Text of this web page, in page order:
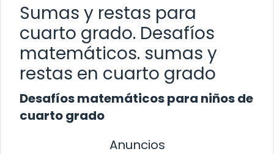
Sumas y restas para
cuarto grado. Desafíos
matemáticos. sumas y
restas en cuarto grado
Desafíos matemáticos para niños de
cuarto grado
Anuncios